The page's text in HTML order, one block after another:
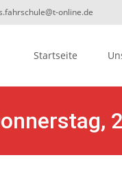
online.de
Startseite